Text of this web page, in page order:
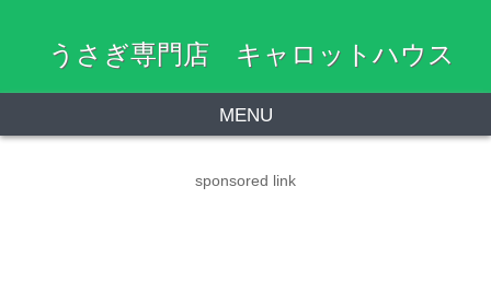
うさぎ専門店 キャロットハウス
MENU
sponsored link